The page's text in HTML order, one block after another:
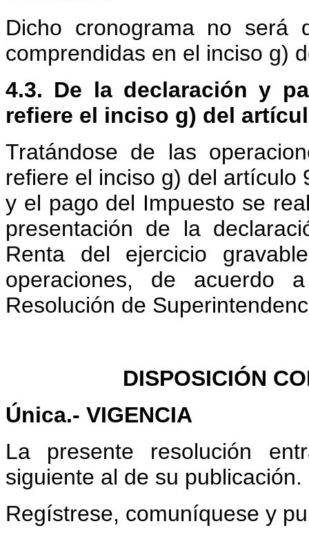
Dicho cronograma no será
comprendidas en el inciso g)
4.3. De la declaración y
refiere el inciso g) del
Tratándose de las
refiere el inciso g) del artículo
y el pago del Impuesto se
presentación de la
Renta del ejercicio
operaciones, de acuerdo
Resolución de
DISPOSICIÓN
Única.- VIGENCIA
La presente resolución
siguiente al de su publicación.
Regístrese, comuníquese y